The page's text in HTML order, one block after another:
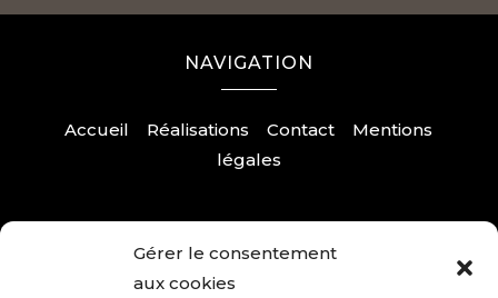
Gérer le consentement
aux cookies
NAVIGATION
Accueil Réalisations Contact
Mentions
légales
RÉALISATION